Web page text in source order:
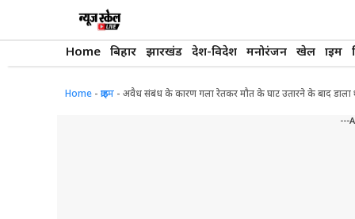
Home बिहार झारखंड देश-विदेश मनोरंजन खेल क्राइम
Home - क्राइम - अवैध संबंध के कारण गला रेतकर मौत के घाट उतारने के बाद
---